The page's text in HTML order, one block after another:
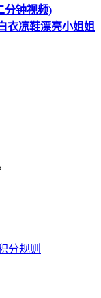
分钟视频)
衣凉鞋漂亮小姐姐
分规则